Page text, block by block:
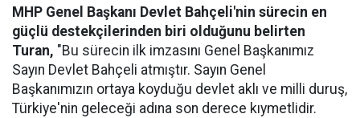
MHP Genel Başkanı Devlet Bahçeli'nin sürecin en
güçlü destekçilerinden biri olduğunu belirten
Turan, "Bu sürecin ilk imzasını Genel Başkanımız
Sayın Devlet Bahçeli atmıştır. Sayın Genel
Başkanımızın ortaya koyduğu devlet aklı ve milli duruş,
Türkiye'nin geleceği adına son derece kıymetlidir.